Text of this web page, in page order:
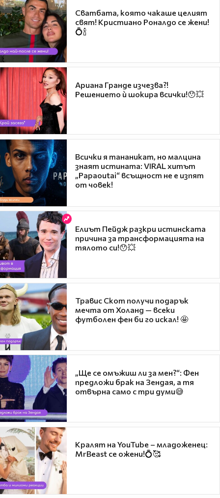
Сватбата, която чакаше целият
свят! Кристиано Роналдо се жени!
💍🍾
Ариана Гранде изчезва?!
Решението ѝ шокира всички!😯💥
Всички я тананикат, но малцина
знаят истината: VIRAL хитът
„Papaoutai“ всъщност не е изпят
от човек!
Елиът Пейдж разкри истинската
причина за трансформацията на
тялото си!😯💥
Травис Скот получи подарък
мечта от Холанд — всеки
футболен фен би го искал! 🤩
„Ще се омъжиш ли за мен?“: Фен
предложи брак на Зендая, а тя
отвърна само с три думи😅
Кралят на YouTube – младоженец:
MrBeast се ожени!💍🥰